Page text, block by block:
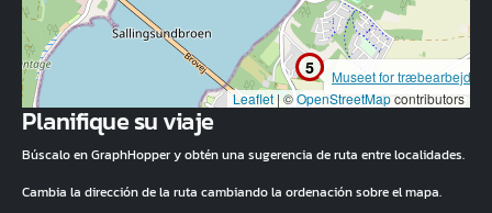
5 Museet for
Leaflet | ©OpenStreetMapcontributors
Planifique su viaje
Búscalo en GraphHopper y obtén una sugerencia de ruta entre localidades.
Cambia la dirección de la ruta cambiando la ordenación sobre el mapa.